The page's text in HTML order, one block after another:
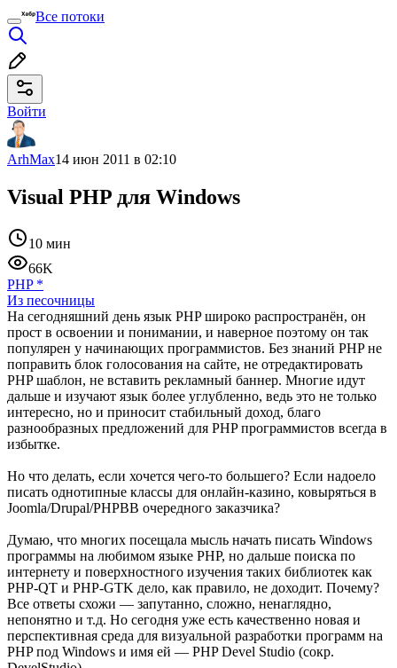
Все потоки
Войти
ArhMax14 июн 2011 в 02:10
Visual PHP для Windows
10 мин
66K
PHP*
Из песочницы
На сегодняшний день язык PHP широко распространён, он
прост в освоении и понимании, и наверное поэтому он так
популярен у начинающих программистов. Без знаний PHP не
поправить блок голосования на сайте, не отредактировать
PHP шаблон, не вставить рекламный баннер. Многие идут
дальше и изучают язык более углубленно, ведь это не только
интересно, но и приносит стабильный доход, благо
разнообразных предложений для PHP программистов всегда в
избытке.
Но что делать, если хочется чего-то большего? Если надоело
писать однотипные классы для онлайн-казино, ковыряться в
Joomla/Drupal/PHPBB очередного заказчика?
Думаю, что многих посещала мысль начать писать Windows
программы на любимом языке PHP, но дальше поиска по
интернету и поверхностного изучения таких библиотек как
PHP-QT и PHP-GTK дело, как правило, не доходит. Почему?
Все ответы схожи — запутанно, сложно, ненаглядно,
непонятно и т.д. Но сегодня уже есть качественно новая и
перспективная среда для визуальной разработки программ на
PHP под Windows и имя ей — PHP Devel Studio (сокр.